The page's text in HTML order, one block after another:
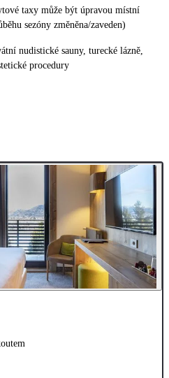
taxy může být úpravou místní
sezóny změněna/zaveden)
nudistické sauny, turecké lázně,
procedury